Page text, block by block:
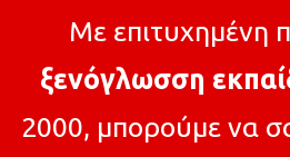
Με επιτυχημένη
ξενόγλωσση
2000, μπορούμε να